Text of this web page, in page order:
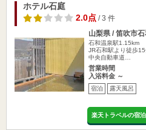
ホテル石庭
2.0点/ 3 件
山梨県 / 笛吹市
石和温泉駅1.15km
JR石和駅より徒歩
中央自動車道…
営業時間
入浴料金 ～
宿泊 露天風呂
楽天トラベルの宿